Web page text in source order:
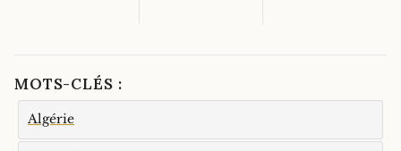
MOTS-CLÉS :
Algérie